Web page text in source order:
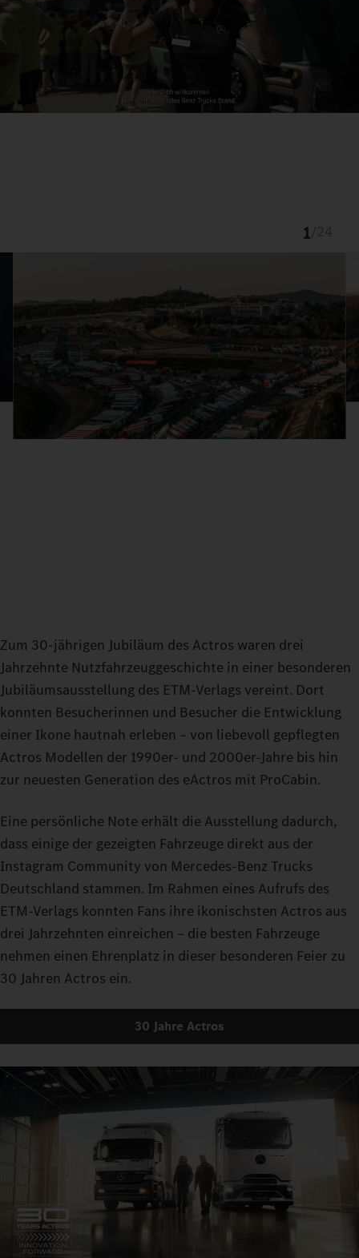
1
Zum 30-jährigen Jubiläum des Actros waren drei
Jahrzehnte Nutzfahrzeuggeschichte in einer besonderen
Jubiläumsausstellung des ETM-Verlags vereint. Dort
konnten Besucherinnen und Besucher die Entwicklung
einer Ikone hautnah erleben – von liebevoll gepflegten
Actros Modellen der 1990er- und 2000er-Jahre bis hin
zur neuesten Generation des eActros mit ProCabin.
Eine persönliche Note erhält die Ausstellung dadurch,
dass einige der gezeigten Fahrzeuge direkt aus der
Instagram Community von Mercedes-Benz Trucks
Deutschland stammen. Im Rahmen eines Aufrufs des
ETM-Verlags konnten Fans ihre ikonischsten Actros aus
drei Jahrzehnten einreichen – die besten Fahrzeuge
nehmen einen Ehrenplatz in dieser besonderen Feier zu
30 Jahren Actros ein.
30 Jahre Actros